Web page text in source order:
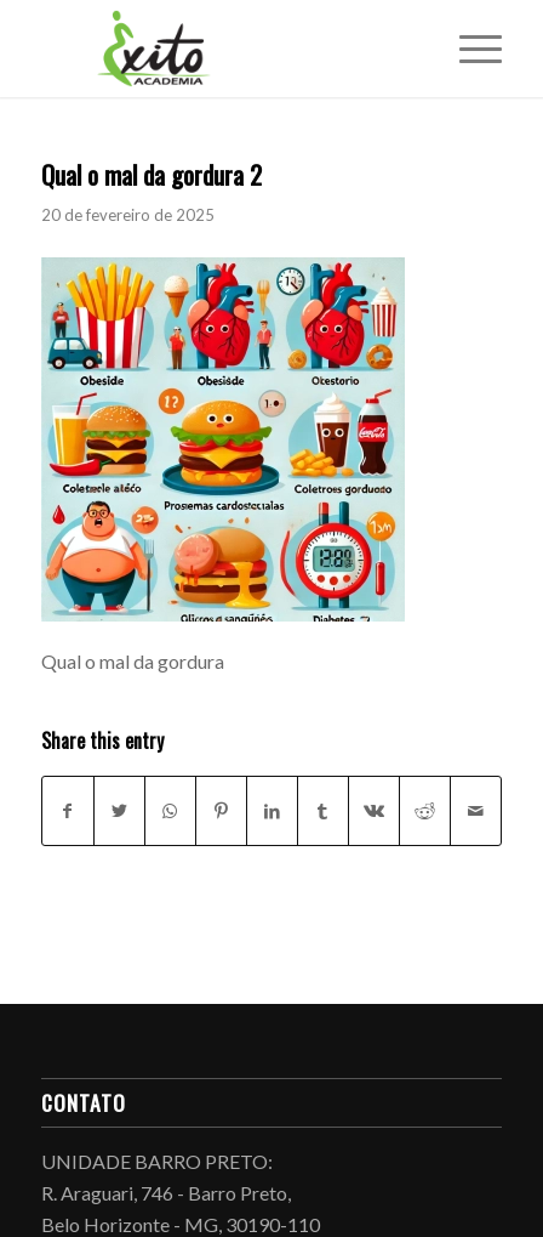
Qual o mal da gordura 2
20 de fevereiro de 2025
Qual o mal da gordura
Share this entry
CONTATO
UNIDADE BARRO PRETO:
R. Araguari, 746 - Barro Preto,
Belo Horizonte - MG, 30190-110